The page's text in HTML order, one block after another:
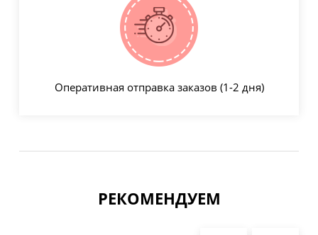
Оперативная отправка заказов (1-2 дня)
РЕКОМЕНДУЕМ